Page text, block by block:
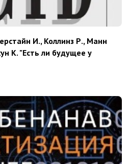
И., Коллинз Р., Манн
К. "Есть ли будущее у